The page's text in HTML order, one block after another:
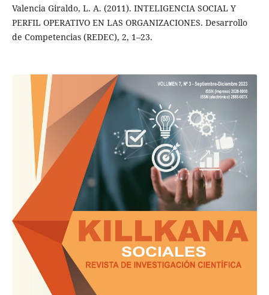
Valencia Giraldo, L. A. (2011). INTELIGENCIA SOCIAL Y
PERFIL OPERATIVO EN LAS ORGANIZACIONES. Desarrollo
de Competencias (REDEC), 2, 1–23.